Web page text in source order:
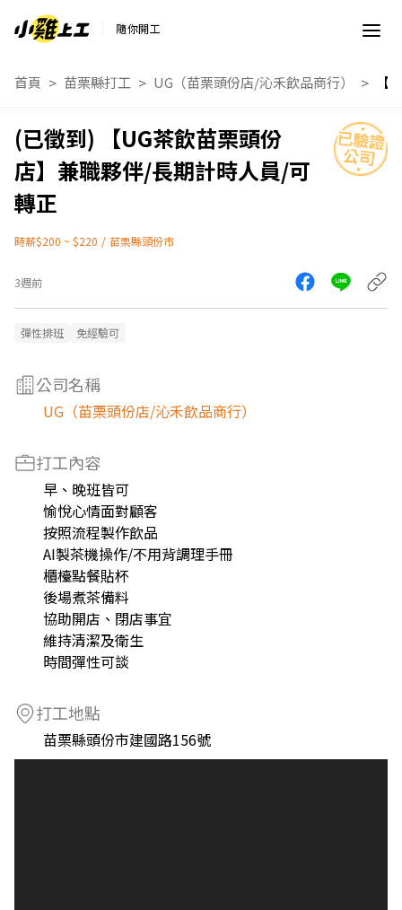
隨你開工
首頁 苗栗縣打工 UG（苗栗頭份店/沁禾飲品商行）
【UG茶飲苗栗頭份
店】兼職夥伴/長期計時人員/可
轉正
時薪$200 ~ $220 / 苗栗縣頭份市
3週前
彈性排班 免經驗可
公司名稱
UG（苗栗頭份店/沁禾飲品商行）
打工內容
早、晚班皆可
愉悅心情面對顧客
按照流程製作飲品
AI製茶機操作/不用背調理手冊
櫃檯點餐貼杯
後場煮茶備料
協助開店、閉店事宜
維持清潔及衛生
時間彈性可談
打工地點
苗栗縣頭份市建國路156號